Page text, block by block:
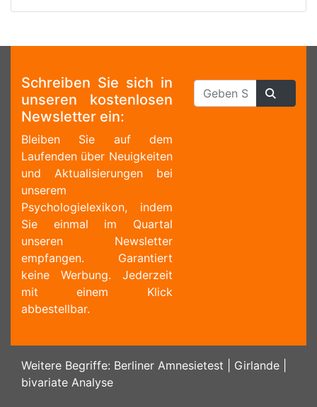
Schreiben Sie sich in
unseren kostenlosen
Newsletter ein:
Bleiben Sie auf dem
Laufenden über Neuigkeiten
und Aktualisierungen bei
unserem
Psychologielexikon, indem
Sie einmal im Quartal
unseren Newsletter
empfangen. Garantiert
keine Werbung. Jederzeit
mit einem Klick
abbestellbar.
Weitere Begriffe: Berliner Amnesietest Girlande
bivariate Analyse